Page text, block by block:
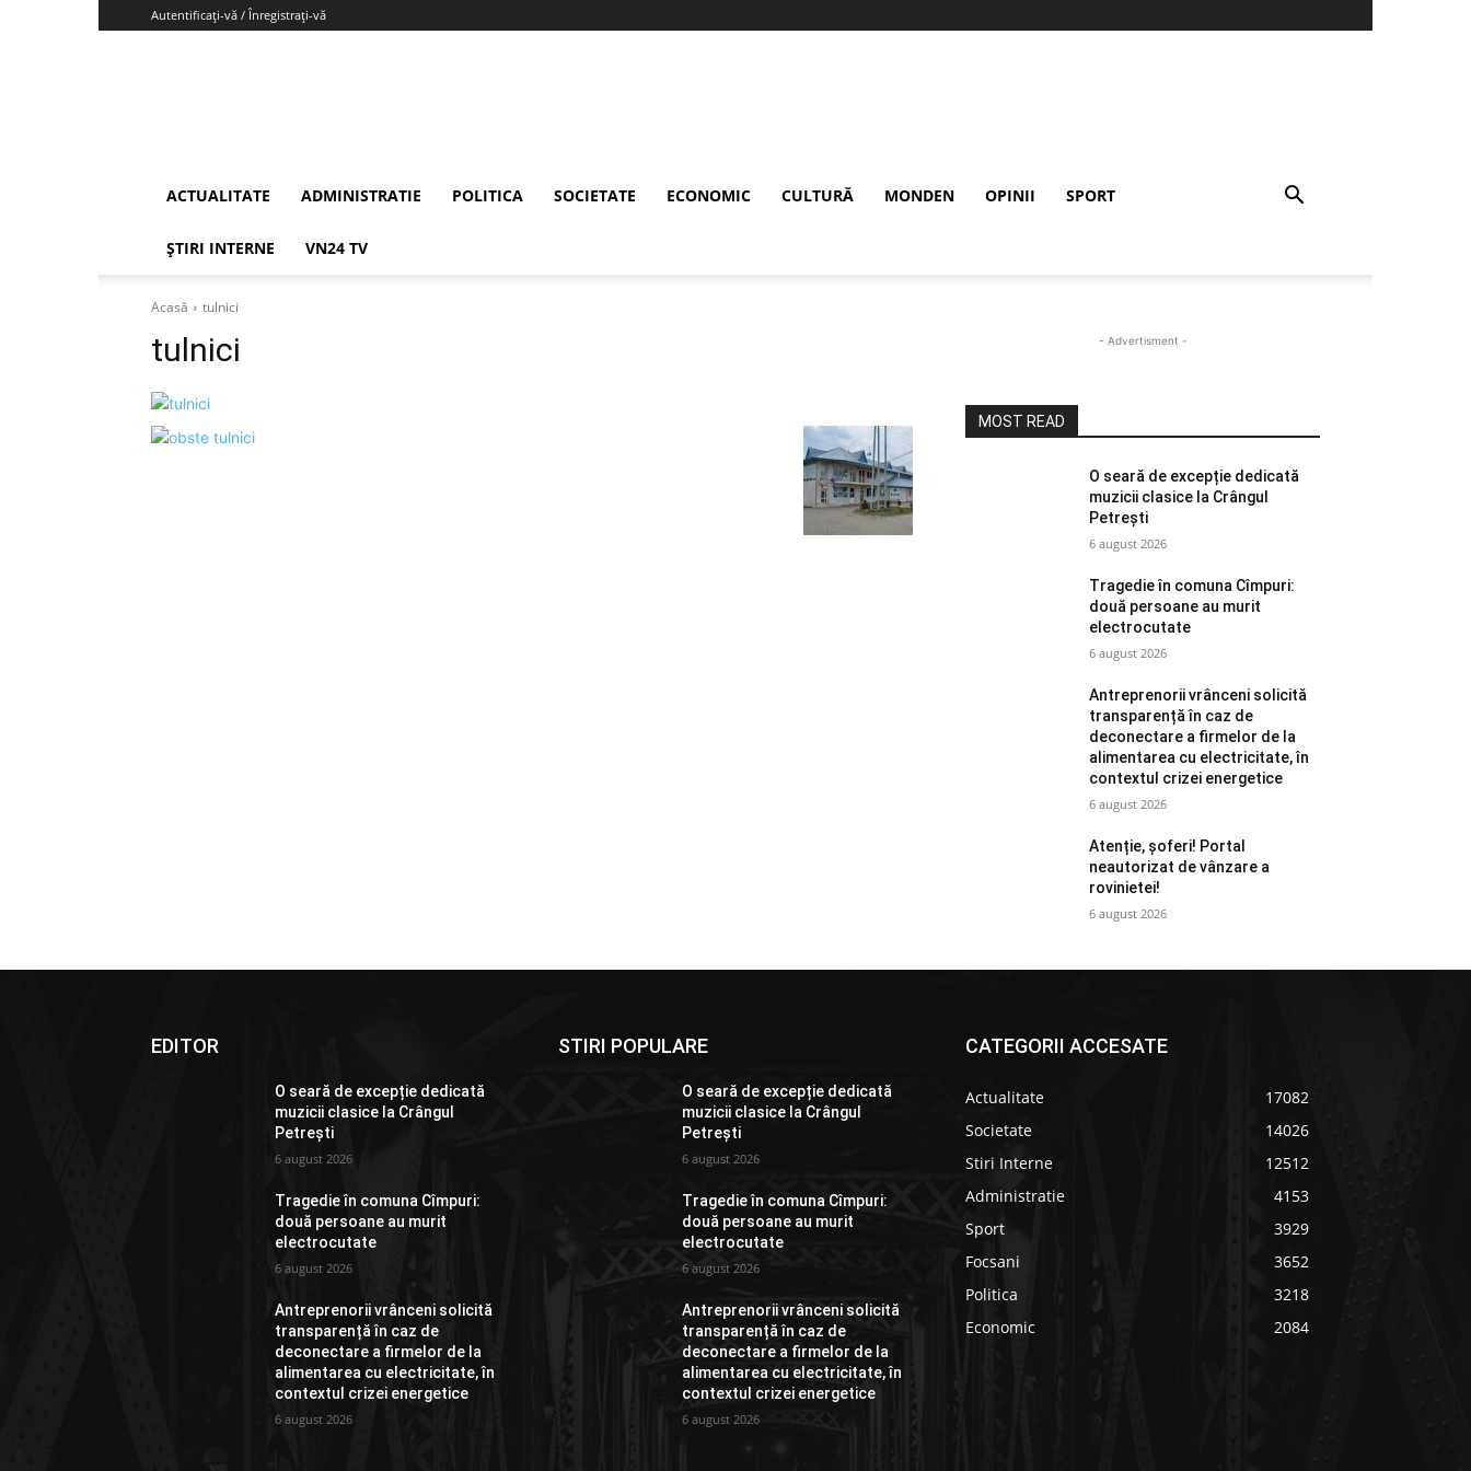
Autentificați-vă / Înregistrați-vă
ACTUALITATE ADMINISTRATIE POLITICA SOCIETATE ECONOMIC CULTURĂ MONDEN OPINII SPORT
ȘTIRI INTERNE VN24 TV
Acasă tulnici
tulnici - Advertisment -
MOST READ
O seară de excepție dedicată
muzicii clasice la Crângul
Petrești
6 august 2026
Tragedie în comuna Cîmpuri:
două persoane au murit
electrocutate
6 august 2026
Antreprenorii vrânceni solicită
transparență în caz de
deconectare a firmelor de la
alimentarea cu electricitate, în
contextul crizei energetice
6 august 2026
Atenție, șoferi! Portal
neautorizat de vânzare a
rovinietei!
6 august 2026
EDITOR
O seară de excepție dedicată
muzicii clasice la Crângul
Petrești
6 august 2026
Tragedie în comuna Cîmpuri:
două persoane au murit
electrocutate
6 august 2026
Antreprenorii vrânceni solicită
transparență în caz de
deconectare a firmelor de la
alimentarea cu electricitate, în
contextul crizei energetice
6 august 2026
STIRI POPULARE
O seară de excepție dedicată
muzicii clasice la Crângul
Petrești
6 august 2026
Tragedie în comuna Cîmpuri:
două persoane au murit
electrocutate
6 august 2026
Antreprenorii vrânceni solicită
transparență în caz de
deconectare a firmelor de la
alimentarea cu electricitate, în
contextul crizei energetice
6 august 2026
CATEGORII ACCESATE
Actualitate
17082
Societate
14026
Stiri Interne
12512
Administratie
4153
Sport
3929
Focsani
3652
Politica
3218
Economic
2084